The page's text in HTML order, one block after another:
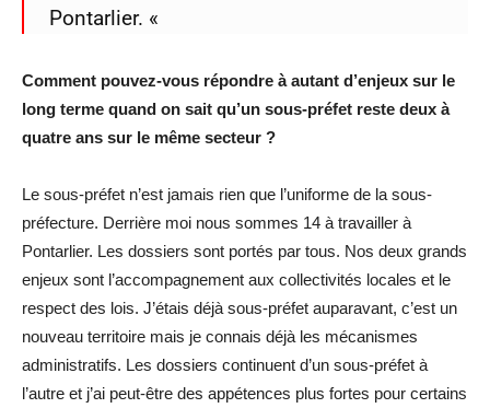
Pontarlier. «
Comment pouvez-vous répondre à autant d’enjeux sur le
long terme quand on sait qu’un sous-préfet reste deux à
quatre ans sur le même secteur ?
Le sous-préfet n’est jamais rien que l’uniforme de la sous-
préfecture. Derrière moi nous sommes 14 à travailler à
Pontarlier. Les dossiers sont portés par tous. Nos deux grands
enjeux sont l’accompagnement aux collectivités locales et le
respect des lois. J’étais déjà sous-préfet auparavant, c’est un
nouveau territoire mais je connais déjà les mécanismes
administratifs. Les dossiers continuent d’un sous-préfet à
l’autre et j’ai peut-être des appétences plus fortes pour certains